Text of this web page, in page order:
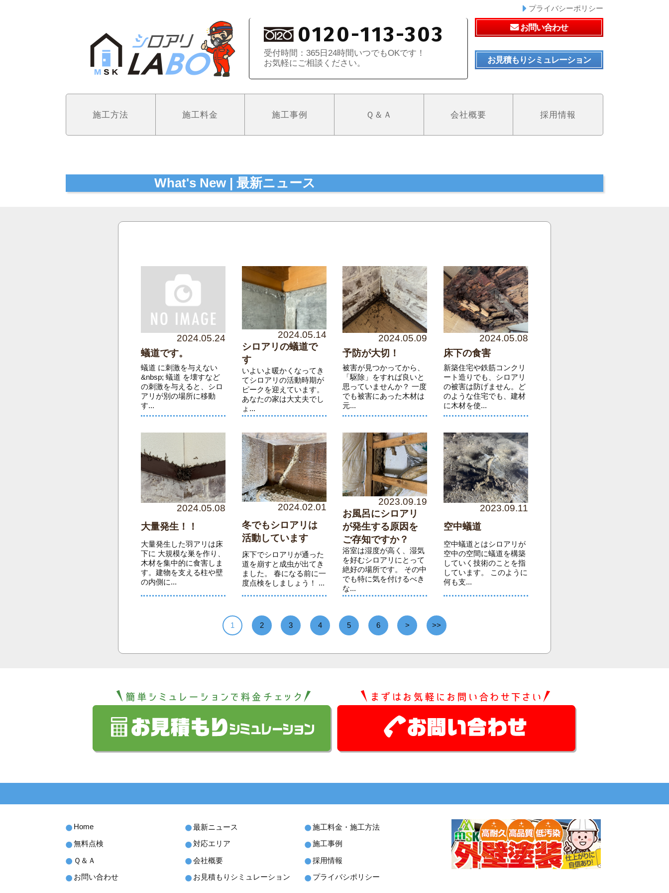
プライバシーポリシー
0120-113-303
受付時間：365日24時間いつでもOKです！
お気軽にご相談ください。
お問い合わせ
お見積もりシミュレーション
施工方法 施工料金 施工事例 Ｑ＆Ａ 会社概要 採用情報
What's New | 最新ニュース
2024.05.24
蟻道です。
蟻道 に刺激を与えない
&nbsp; 蟻道 を壊すなど
の刺激を与えると、シロ
アリが別の場所に移動
す...
2024.05.14
シロアリの蟻道で
す
いよいよ暖かくなってき
てシロアリの活動時期が
ピークを迎えています。
あなたの家は大丈夫でし
ょ...
2024.05.09
予防が大切！
被害が見つかってから、
「駆除」をすれば良いと
思っていませんか？ 一度
でも被害にあった木材は
元...
2024.05.08
床下の食害
新築住宅や鉄筋コンクリ
ート造りでも、シロアリ
の被害は防げません。ど
のような住宅でも、建材
に木材を使...
2024.05.08
大量発生！！
大量発生した羽アリは床
下に 大規模な巣を作り、
木材を集中的に食害しま
す。建物を支える柱や壁
の内側に...
2024.02.01
冬でもシロアリは
活動しています
床下でシロアリが通った
道を崩すと成虫が出てき
ました。 春になる前に一
度点検をしましょう！ ...
2023.09.19
お風呂にシロアリ
が発生する原因を
ご存知ですか？
浴室は湿度が高く、湿気
を好むシロアリにとって
絶好の場所です。 その中
でも特に気を付けるべき
な...
2023.09.11
空中蟻道
空中蟻道とはシロアリが
空中の空間に蟻道を構築
していく技術のことを指
しています。 このように
何も支...
1 2 3 4 5 6 > >>
Home 最新ニュース 施工料金・施工方法
無料点検 対応エリア 施工事例
Ｑ＆Ａ 会社概要 採用情報
お問い合わせ お見積もりシミュレーション プライバシポリシー